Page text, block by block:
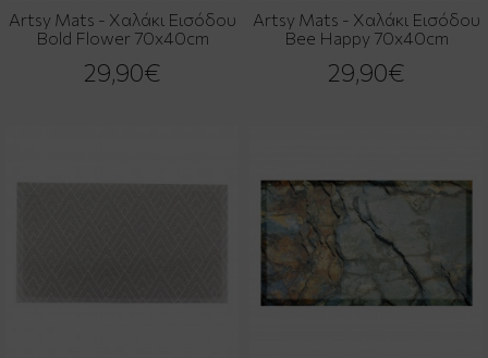
Artsy Mats - Χαλάκι Εισόδου
Bold Flower 70x40cm
29,90€
Artsy Mats - Χαλάκι Εισόδου
Bee Happy 70x40cm
29,90€